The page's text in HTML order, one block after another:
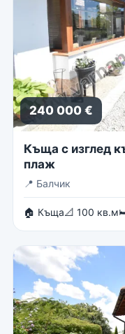
240 000 €
Къща с изглед
плаж
📍 Балчик
🏠 Къща📐 100 кв.м